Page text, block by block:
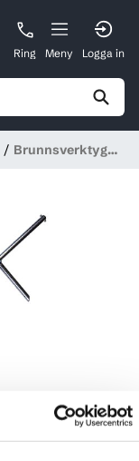
Ring Meny Logga in
Brunnsverktyg